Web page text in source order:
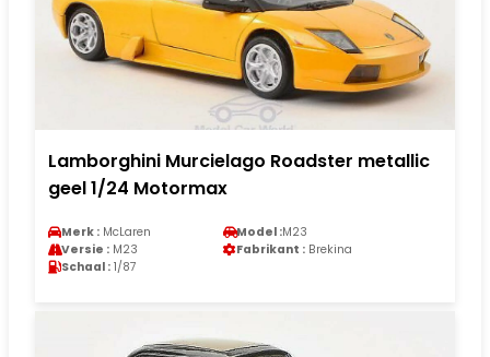
Lamborghini Murcielago Roadster metallic
geel 1/24 Motormax
Merk : McLaren Model :M23
Versie : M23 Fabrikant : Brekina
Schaal : 1/87